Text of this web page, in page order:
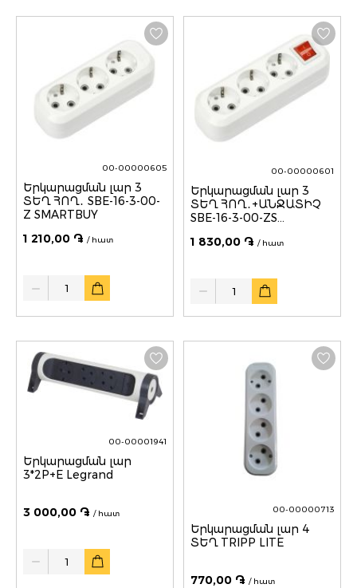
00-00000605
Երկարացման լար 3
ՏԵՂ ՀՈՂ․ SBE-16-3-00-
Z SMARTBUY
1 210,00 ֏ / հատ
00-00000601
Երկարացման լար 3
ՏԵՂ ՀՈՂ․+ԱՆՋԱՏԻՉ
SBE-16-3-00-ZS
1 830,00 ֏ / հատ
Quantity
00-00001941
Երկարացման լար
3*2P+E Legrand
3 000,00 ֏ / հատ
Quantity
00-00000713
Երկարացման լար 4
ՏԵՂ TRIPP LITE
770,00 ֏ / հատ